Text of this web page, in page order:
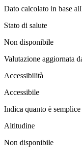
Dato calcolato in base
Stato di salute
Non disponibile
Valutazione aggiornata
Accessibilità
Accessibile
Indica quanto è
Altitudine
Non disponibile